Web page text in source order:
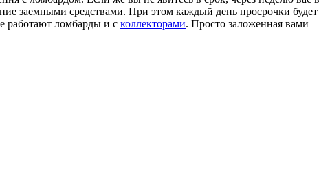
заемными средствами. При этом каждый день просрочки будет
работают ломбарды и с коллекторами. Просто заложенная вами